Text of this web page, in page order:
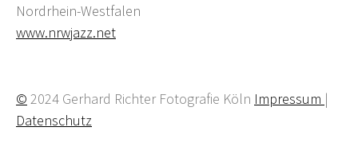
Nordrhein-Westfalen
www.nrwjazz.net
© 2024 Gerhard Richter Fotografie Köln Impressum |
Datenschutz